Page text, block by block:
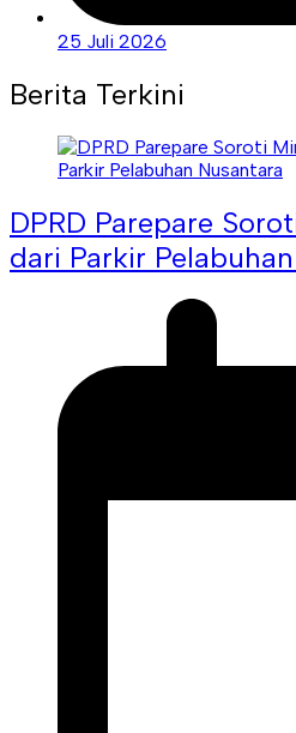
25 Juli 2026
Berita Terkini
DPRD Parepare
dari Parkir